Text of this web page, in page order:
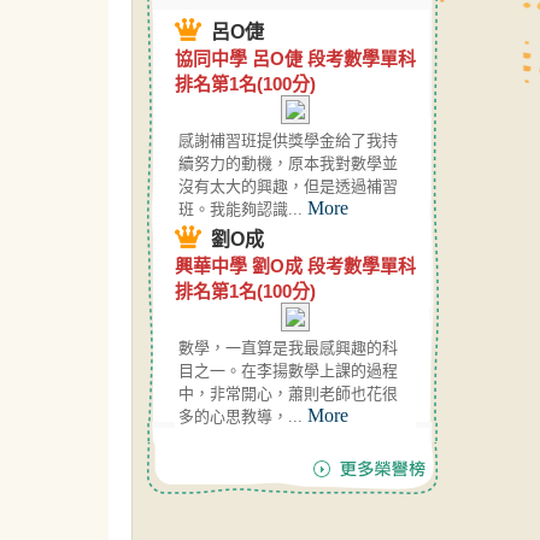
呂O倢
協同中學 呂O倢 段考數學單科
排名第1名(100分)
感謝補習班提供獎學金給了我持
續努力的動機，原本我對數學並
沒有太大的興趣，但是透過補習
班。我能夠認識... More
劉O成
興華中學 劉O成 段考數學單科
排名第1名(100分)
數學，一直算是我最感興趣的科
目之一。在李揚數學上課的過程
中，非常開心，蕭則老師也花很
多的心思教導，... More